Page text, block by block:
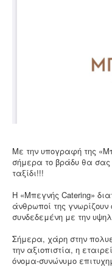
Με την υπογραφή της
σήμερα το βράδυ θα σας
ταξίδι!!!
Η «Μπεγνής Catering»
άνθρωποί της γνωρίζουν
συνδεδεμένη με την
Σήμερα, χάρη στην
την αξιοπιστία, η
όνομα-συνώνυμο